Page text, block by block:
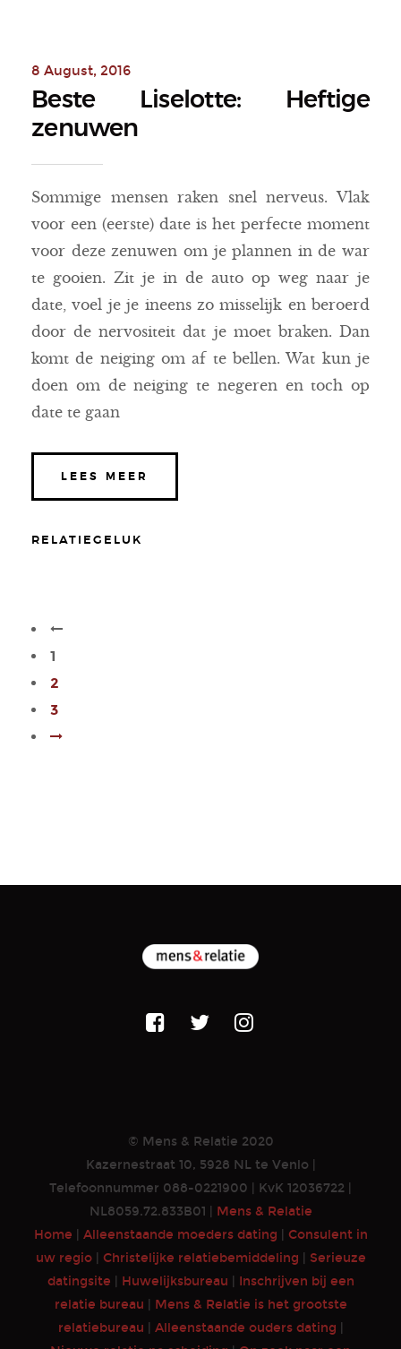
8 August, 2016
Beste Liselotte: Heftige
zenuwen
Sommige mensen raken snel nerveus. Vlak
voor een (eerste) date is het perfecte moment
voor deze zenuwen om je plannen in de war
te gooien. Zit je in de auto op weg naar je
date, voel je je ineens zo misselijk en beroerd
door de nervositeit dat je moet braken. Dan
komt de neiging om af te bellen. Wat kun je
doen om de neiging te negeren en toch op
date te gaan
LEES MEER
RELATIEGELUK
1
2
3
© Mens & Relatie 2020
Kazernestraat 10, 5928 NL te Venlo |
Telefoonnummer 088-0221900 | KvK 12036722 |
NL8059.72.833B01 | Mens & Relatie
Home
Alleenstaande moeders dating
Consulent in
uw regio| Christelijke relatiebemiddeling
Serieuze
datingsite
Huwelijksbureau
Inschrijven bij een
relatie bureau
Mens & Relatie is het grootste
relatiebureau
Alleenstaande ouders dating